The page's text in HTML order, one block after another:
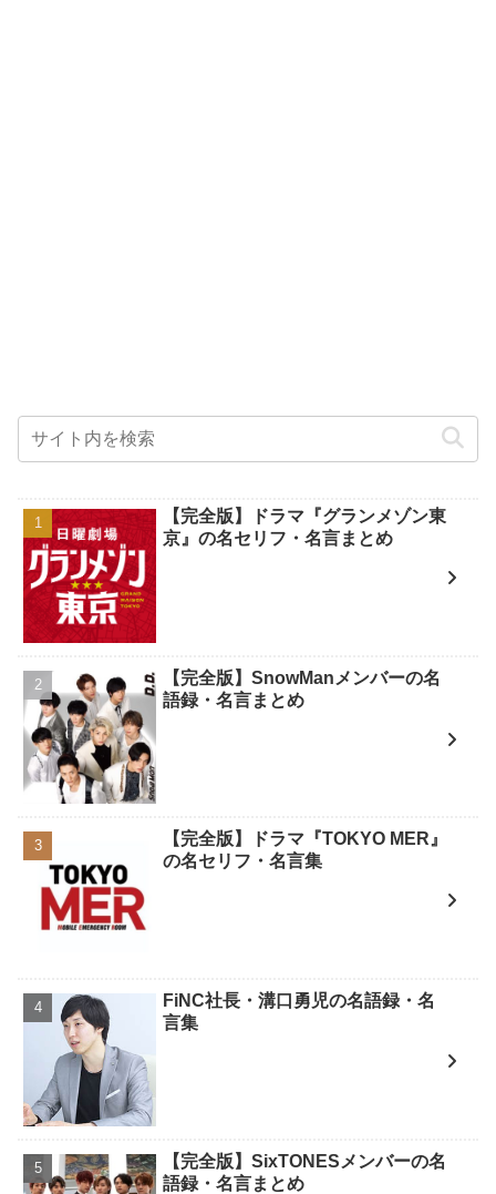
【完全版】ドラマ『グランメゾン東
京』の名セリフ・名言まとめ
【完全版】SnowManメンバーの名
語録・名言まとめ
【完全版】ドラマ『TOKYO MER』
の名セリフ・名言集
FiNC社長・溝口勇児の名語録・名
言集
【完全版】SixTONESメンバーの名
語録・名言まとめ